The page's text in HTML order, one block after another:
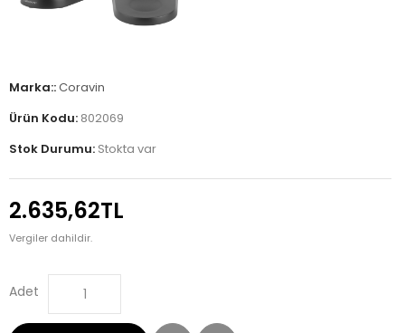
Marka::Coravin
Ürün Kodu: 802069
Stok Durumu: Stokta var
2.635,62TL
Vergiler dahildir.
Adet